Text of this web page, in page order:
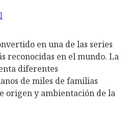
en una de las series
reconocidas en el mundo. La
diferentes
de miles de familias
origen y ambientación de la